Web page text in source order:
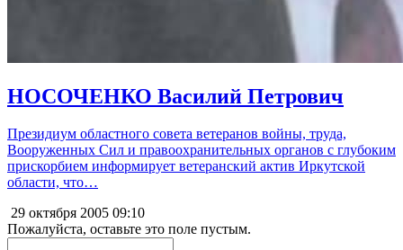
НОСОЧЕНКО Василий Петрович
Президиум областного совета ветеранов войны, труда,
Вооруженных Сил и правоохранительных органов с глубоким
прискорбием информирует ветеранский актив Иркутской
области, что…
29 октября 2005 09:10
Пожалуйста, оставьте это поле пустым.